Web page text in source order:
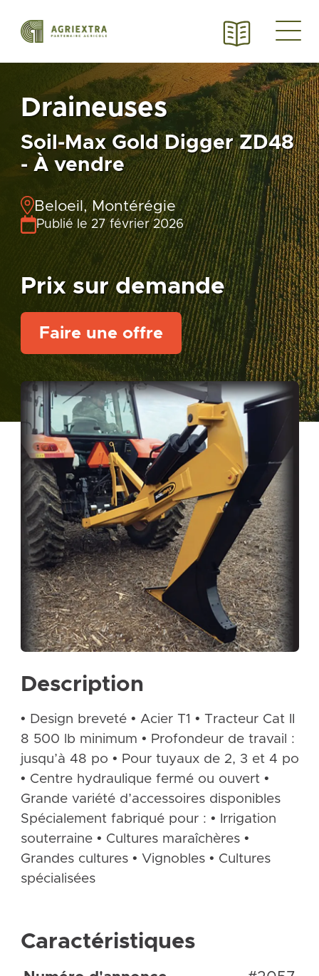
Draineuses
Soil-Max Gold Digger ZD48
- À vendre
Beloeil, Montérégie
Publié le 27 février 2026
Prix sur demande
Faire une offre
Description
• Design breveté • Acier T1 • Tracteur Cat II
8 500 lb minimum • Profondeur de travail :
jusqu’à 48 po • Pour tuyaux de 2, 3 et 4 po
• Centre hydraulique fermé ou ouvert •
Grande variété d’accessoires disponibles
Spécialement fabriqué pour : • Irrigation
souterraine • Cultures maraîchères •
Grandes cultures • Vignobles • Cultures
spécialisées
Caractéristiques